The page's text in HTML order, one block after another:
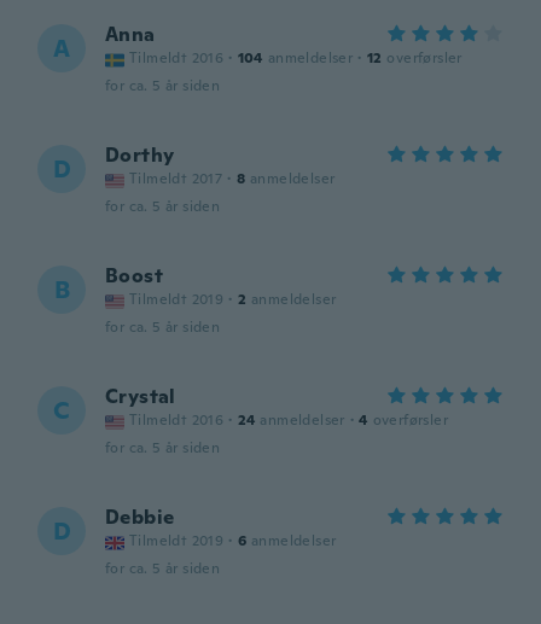
A Anna
Tilmeldt 2016 · 104 anmeldelser · 12 overførsler
for ca. 5 år siden
D Dorthy
Tilmeldt 2017 · 8 anmeldelser
for ca. 5 år siden
B Boost
Tilmeldt 2019 · 2 anmeldelser
for ca. 5 år siden
C Crystal
Tilmeldt 2016 · 24 anmeldelser · 4 overførsler
for ca. 5 år siden
D Debbie
Tilmeldt 2019 · 6 anmeldelser
for ca. 5 år siden